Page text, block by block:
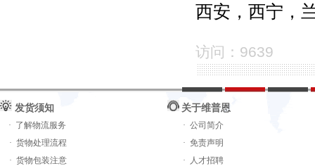
西安，西宁，
访问：9639
发货须知
· 了解物流服务
· 货物处理流程
· 货物包装注意
关于维普恩
· 公司简介
· 免责声明
· 人才招聘